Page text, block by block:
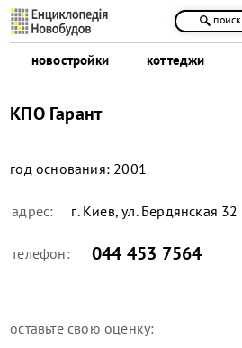
новостройки коттеджи
поиск
КПО Гарант
год основания: 2001
адрес: г. Киев, ул. Бердянская 32
телефон: 044 453 7564
оставьте свою оценку: